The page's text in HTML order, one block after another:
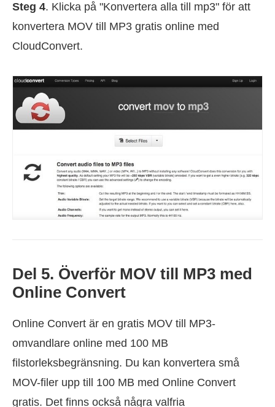
Steg 4. Klicka på "Konvertera alla till mp3" för att
konvertera MOV till MP3 gratis online med
CloudConvert.
Del 5. Överför MOV till MP3 med
Online Convert
Online Convert är en gratis MOV till MP3-
omvandlare online med 100 MB
filstorleksbegränsning. Du kan konvertera små
MOV-filer upp till 100 MB med Online Convert
gratis. Det finns också några valfria